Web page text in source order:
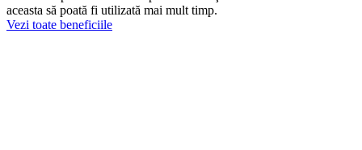
aceasta să poată fi utilizată mai mult timp.
Vezi toate beneficiile